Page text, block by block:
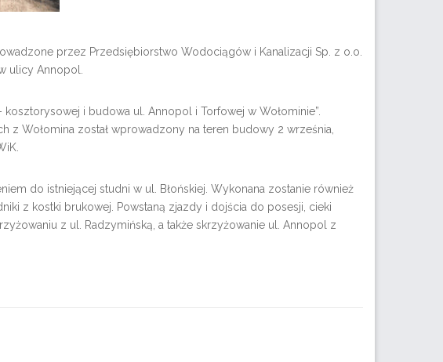
przez Przedsiębiorstwo Wodociągów i Kanalizacji Sp. z o.o.
ulicy Annopol.
i budowa ul. Annopol i Torfowej w Wołominie”.
z Wołomina został wprowadzony na teren budowy 2 września,
do istniejącej studni w ul. Błońskiej. Wykonana zostanie również
z kostki brukowej. Powstaną zjazdy i dojścia do posesji, cieki
z ul. Radzymińską, a także skrzyżowanie ul. Annopol z